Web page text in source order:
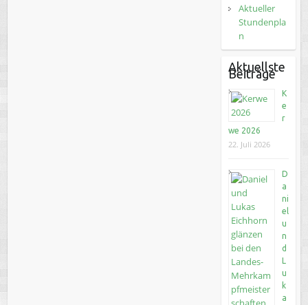
Aktueller
Stundenpla
n
Aktuellste
Beiträge
K
e
r
we 2026
22. Juli 2026
D
a
ni
el
u
n
d
u
k
a